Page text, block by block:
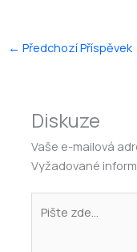
← Předchozí Příspěvek
Diskuze
Vaše e-mailová
Vyžadované
zde…